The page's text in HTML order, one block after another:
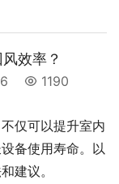
效率？
1190
仅可以提升室内
备使用寿命。以
建议。